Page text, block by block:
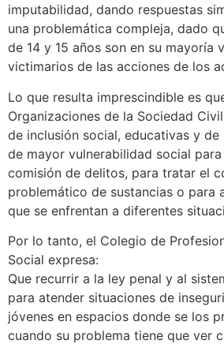
imputabilidad, dando respuestas
una problemática compleja, dado
de 14 y 15 años son en su mayoría
victimarios de las acciones de los
Lo que resulta imprescindible es
Organizaciones de la Sociedad
de inclusión social, educativas y
de mayor vulnerabilidad social
comisión de delitos, para tratar el
problemático de sustancias o para
que se enfrentan a diferentes
Por lo tanto, el Colegio de
Social expresa:
Que recurrir a la ley penal y al
para atender situaciones de
jóvenes en espacios donde se los
cuando su problema tiene que ver